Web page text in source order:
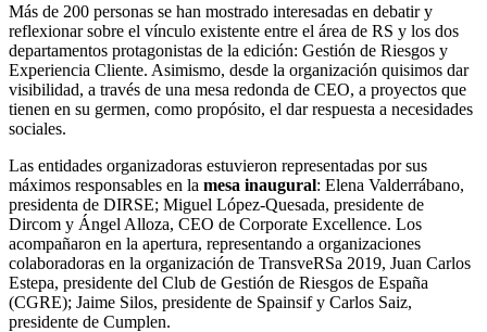
Más de 200 personas se han mostrado interesadas en debatir y
reflexionar sobre el vínculo existente entre el área de RS y los dos
departamentos protagonistas de la edición: Gestión de Riesgos y
Experiencia Cliente. Asimismo, desde la organización quisimos dar
visibilidad, a través de una mesa redonda de CEO, a proyectos que
tienen en su germen, como propósito, el dar respuesta a necesidades
sociales.
Las entidades organizadoras estuvieron representadas por sus
máximos responsables en la mesa inaugural: Elena Valderrábano,
presidenta de DIRSE; Miguel López-Quesada, presidente de
Dircom y Ángel Alloza, CEO de Corporate Excellence. Los
acompañaron en la apertura, representando a organizaciones
colaboradoras en la organización de TransveRSa 2019, Juan Carlos
Estepa, presidente del Club de Gestión de Riesgos de España
(CGRE); Jaime Silos, presidente de Spainsif y Carlos Saiz,
presidente de Cumplen.